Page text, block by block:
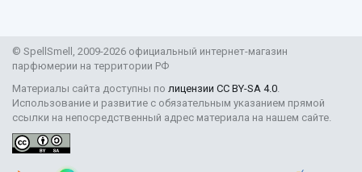
Поставщикам
© SpellSmell, 2009-2026 официальный интернет-магазин
парфюмерии на территории РФ
Материалы сайта доступны по лицензии CC BY-SA 4.0.
Использование и развитие с обязательным указанием прямой
ссылки на непосредственный адрес материала на нашем сайте.